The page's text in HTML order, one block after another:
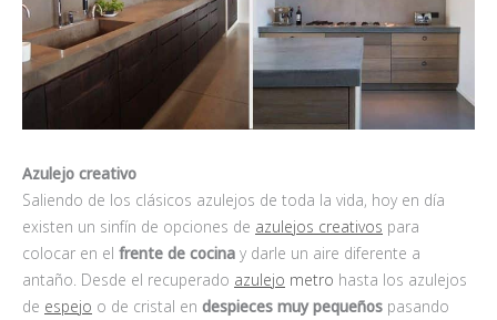
Azulejo creativo
Saliendo de los clásicos azulejos de toda la vida, hoy en día
existen un sinfín de opciones de azulejos creativos para
colocar en el frente de cocina y darle un aire diferente a
antaño. Desde el recuperado azulejo metro hasta los azulejos
de espejo o de cristal en despieces muy pequeños pasando